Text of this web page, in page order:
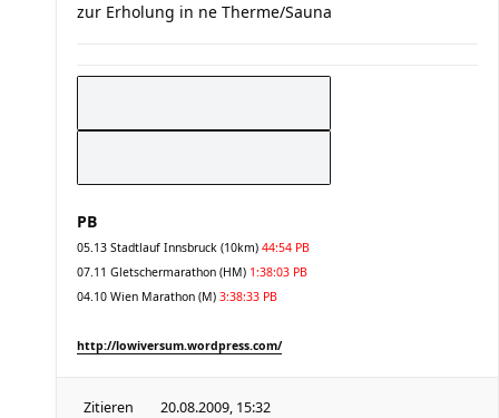
zur Erholung in ne Therme/Sauna
PB
05.13 Stadtlauf Innsbruck (10km) 44:54 PB
07.11 Gletschermarathon (HM) 1:38:03 PB
04.10 Wien Marathon (M) 3:38:33 PB
http://lowiversum.wordpress.com/
Zitieren 20.08.2009, 15:32